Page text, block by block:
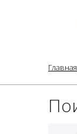
Главная